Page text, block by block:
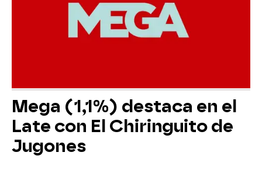
Mega (1,1%) destaca en el
Late con El Chiringuito de
Jugones